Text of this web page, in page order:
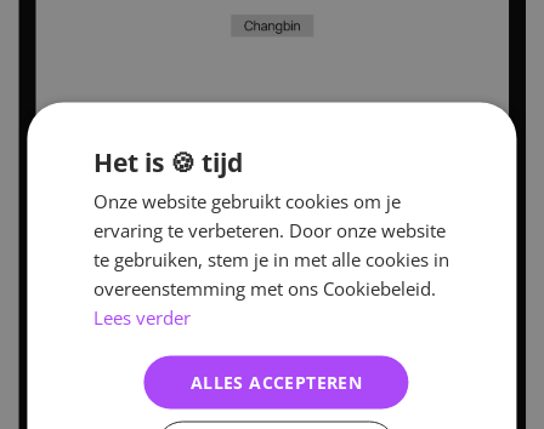
Het is 🍪 tijd
Onze website gebruikt cookies om je
ervaring te verbeteren. Door onze website
te gebruiken, stem je in met alle cookies in
overeenstemming met ons Cookiebeleid.
Lees verder
ALLES ACCEPTEREN